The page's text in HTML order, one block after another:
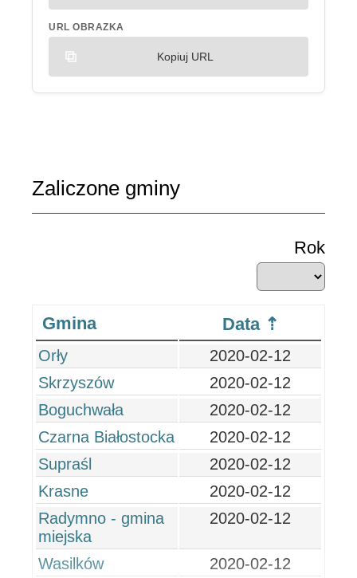
URL OBRAZKA
Kopiuj URL
Zaliczone gminy
Rok
Gmina Data
Orły
2020-02-12
Skrzyszów
2020-02-12
Boguchwała
2020-02-12
Czarna Białostocka
2020-02-12
Supraśl
2020-02-12
Krasne
2020-02-12
Radymno - gmina
miejska
2020-02-12
Wasilków 2020-02-12